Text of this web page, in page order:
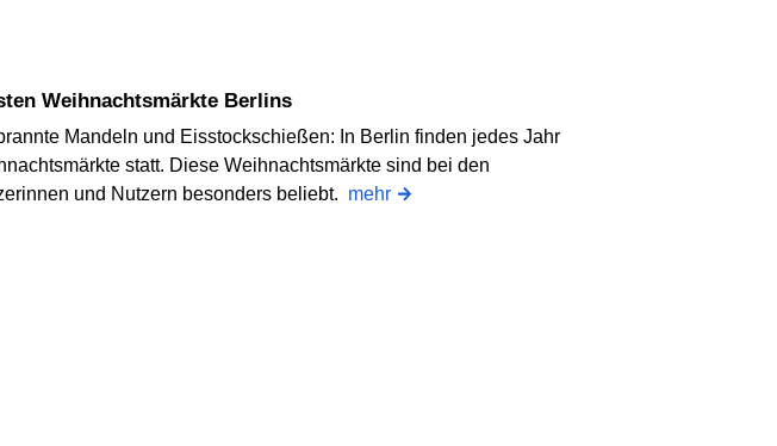
Weihnachtsmärkte Berlins
Mandeln und Eisstockschießen: In Berlin finden jedes Jahr
statt. Diese Weihnachtsmärkte sind bei den
und Nutzern besonders beliebt. mehr